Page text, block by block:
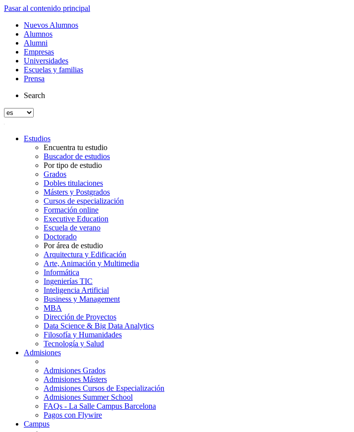
Pasar al contenido principal
Nuevos Alumnos
Alumnos
Alumni
Empresas
Universidades
Escuelas y familias
Prensa
Search
Estudios
Encuentra tu estudio
Buscador de estudios
Por tipo de estudio
Grados
Dobles titulaciones
Másters y Postgrados
Cursos de especialización
Formación online
Executive Education
Escuela de verano
Doctorado
Por área de estudio
Arquitectura y Edificación
Arte, Animación y Multimedia
Informática
Ingenierías TIC
Inteligencia Artificial
Business y Management
MBA
Dirección de Proyectos
Data Science & Big Data Analytics
Filosofía y Humanidades
Tecnología y Salud
Admisiones
Admisiones Grados
Admisiones Másters
Admisiones Cursos de Especialización
Admisiones Summer School
FAQs - La Salle Campus Barcelona
Pagos con Flywire
Campus